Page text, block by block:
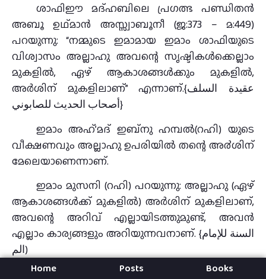
ശാഫിഈ മദ്ഹബിലെ പ്രഗത്ഭ പണ്ഡിതൻ
അബൂ ഉഥ്മാൻ അസ്സ്വാബൂനീ (ജ:373 – മ:449)
പറയുന്നു: “നമ്മുടെ ഇമാമായ ഇമാം ശാഫിയുടെ
വിശ്വാസം അല്ലാഹു അവന്റെ സൃഷ്ടികൾക്കെല്ലാം
മുകളിൽ, ഏഴ് ആകാശങ്ങൾക്കും മുകളിൽ,
അർശിന് മുകളിലാണ്” എന്നാണ്.{عقيدة السلف
أصحاب الحديث للصابوني}
ഇമാം അഹ്’മദ് ഇബ്നു ഹമ്പല്‍(റഹി) യുടെ
വീക്ഷണവും അല്ലാഹു ഉപരിയില്‍ തന്റെ അ൪ശിന്
മേലെയാണെന്നാണ്.
ഇമാം മുസനി (റഹി) പറയുന്നു: അല്ലാഹു (ഏഴ്
ആകാശങ്ങൾക്ക് മുകളിൽ) അർശിന് മുകളിലാണ്,
അവന്റെ അറിവ് എല്ലായിടത്തുമുണ്ട്, അവൻ
എല്ലാം കാര്യങ്ങളും അറിയുന്നവനാണ്. {السنة للإمام
الم)
ഇബ്നു ബാസ് رحمه الله പറഞ്ഞു: അല്ലാഹു
Home Posts Books